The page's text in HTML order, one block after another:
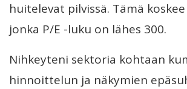
huitelevat pilvissä. Tämä
jonka P/E -luku on lähes 300.
Nihkeyteni sektoria kohtaan
hinnoittelun ja näkymien